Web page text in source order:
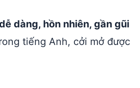
dàng, hồn nhiên, gần gũi
tiếng Anh, cởi mở được